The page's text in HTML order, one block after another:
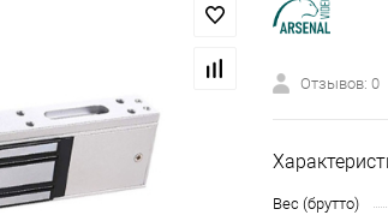
Отзывов: 0
Вес (брутто)